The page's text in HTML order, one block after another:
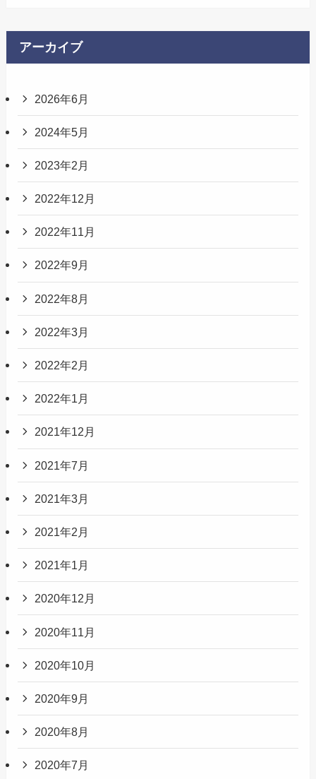
アーカイブ
2026年6月
2024年5月
2023年2月
2022年12月
2022年11月
2022年9月
2022年8月
2022年3月
2022年2月
2022年1月
2021年12月
2021年7月
2021年3月
2021年2月
2021年1月
2020年12月
2020年11月
2020年10月
2020年9月
2020年8月
2020年7月